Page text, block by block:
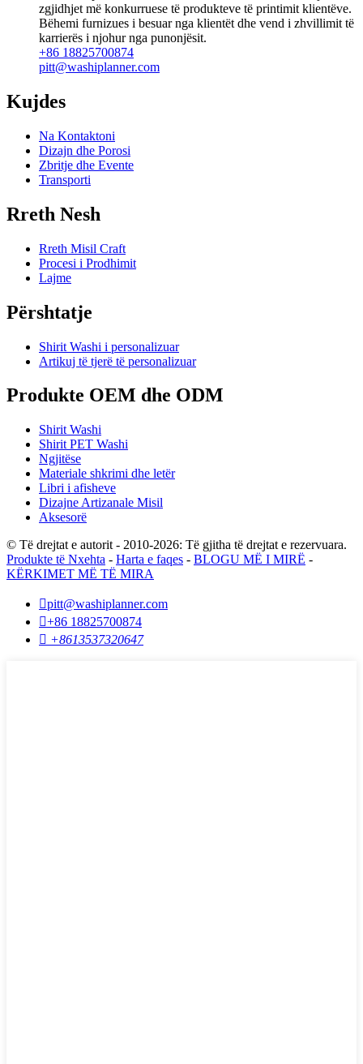
zgjidhjet më konkurruese të produkteve të printimit klientëve.
Bëhemi furnizues i besuar nga klientët dhe vend i zhvillimit të
karrierës i njohur nga punonjësit.
+86 18825700874
pitt@washiplanner.com
Kujdes
Na Kontaktoni
Dizajn dhe Porosi
Zbritje dhe Evente
Transporti
Rreth Nesh
Rreth Misil Craft
Procesi i Prodhimit
Lajme
Përshtatje
Shirit Washi i personalizuar
Artikuj të tjerë të personalizuar
Produkte OEM dhe ODM
Shirit Washi
Shirit PET Washi
Ngjitëse
Materiale shkrimi dhe letër
Libri i afisheve
Dizajne Artizanale Misil
Aksesorë
© Të drejtat e autorit - 2010-2026: Të gjitha të drejtat e rezervuara.
Produkte të Nxehta - Harta e faqes - BLOGU MË I MIRË -
KËRKIMET MË TË MIRA
pitt@washiplanner.com
+86 18825700874
 +8613537320647